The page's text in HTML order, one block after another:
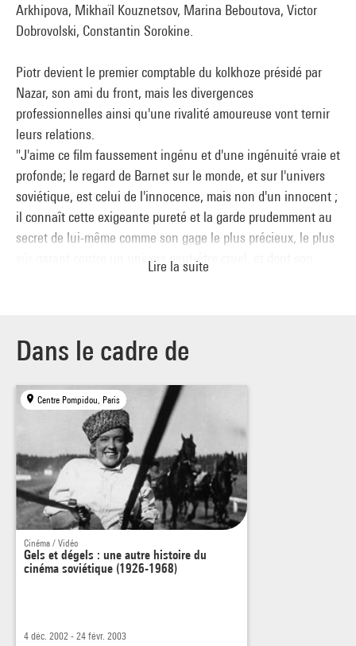
Arkhipova, Mikhaïl Kouznetsov, Marina Beboutova, Victor
Dobrovolski, Constantin Sorokine.
Piotr devient le premier comptable du kolkhoze présidé par
Nazar, son ami du front, mais les divergences
professionnelles ainsi qu'une rivalité amoureuse vont ternir
leurs relations.
"J'aime ce film faussement ingénu et d'une ingénuité vraie et
profonde; le regard de Barnet sur le monde, et sur l'univers
soviétique, est celui de l'innocence, mais non d'un innocent ;
il connaît cette exigeante pureté et la garde prudemment au
secret de lui-même comme son gage le plus précieux, le plus
sûr garant contre un univers peut-être cruel, et dont son
poignant, dont les naïves apparences ne sont qu'un masque,
un piège ou quelque défense - et qui cache une énigme sous
des dehors parfois trop conventionnels pour ne pas déceler
l'application et la ruse ; quelques brèves séquences de
tracteurs et moissonneuses jouent le rôle de précautions
Jacques Rivette, Cahiers du cinéma, n° 20, février 1953
Lire la suite
Dans le cadre de
Centre Pompidou, Paris
Cinéma / Vidéo
Gels et dégels : une autre histoire du
cinéma soviétique (1926-1968)
4 déc. 2002 - 24 févr. 2003